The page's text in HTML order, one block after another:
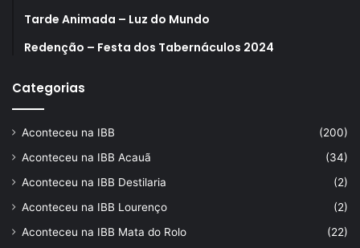
Tarde Animada – Luz do Mundo
Redenção – Festa dos Tabernáculos 2024
Categorias
Aconteceu na IBB
(200)
Aconteceu na IBB Acauã
(34)
Aconteceu na IBB Destilaria
(2)
Aconteceu na IBB Lourenço
(2)
Aconteceu na IBB Mata do Rolo
(22)